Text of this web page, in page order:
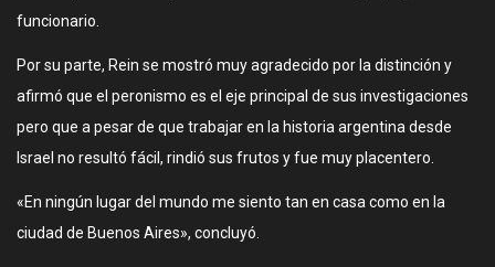
funcionario.
Por su parte, Rein se mostró muy agradecido por la distinción y
afirmó que el peronismo es el eje principal de sus investigaciones
pero que a pesar de que trabajar en la historia argentina desde
Israel no resultó fácil, rindió sus frutos y fue muy placentero.
«En ningún lugar del mundo me siento tan en casa como en la
ciudad de Buenos Aires», concluyó.